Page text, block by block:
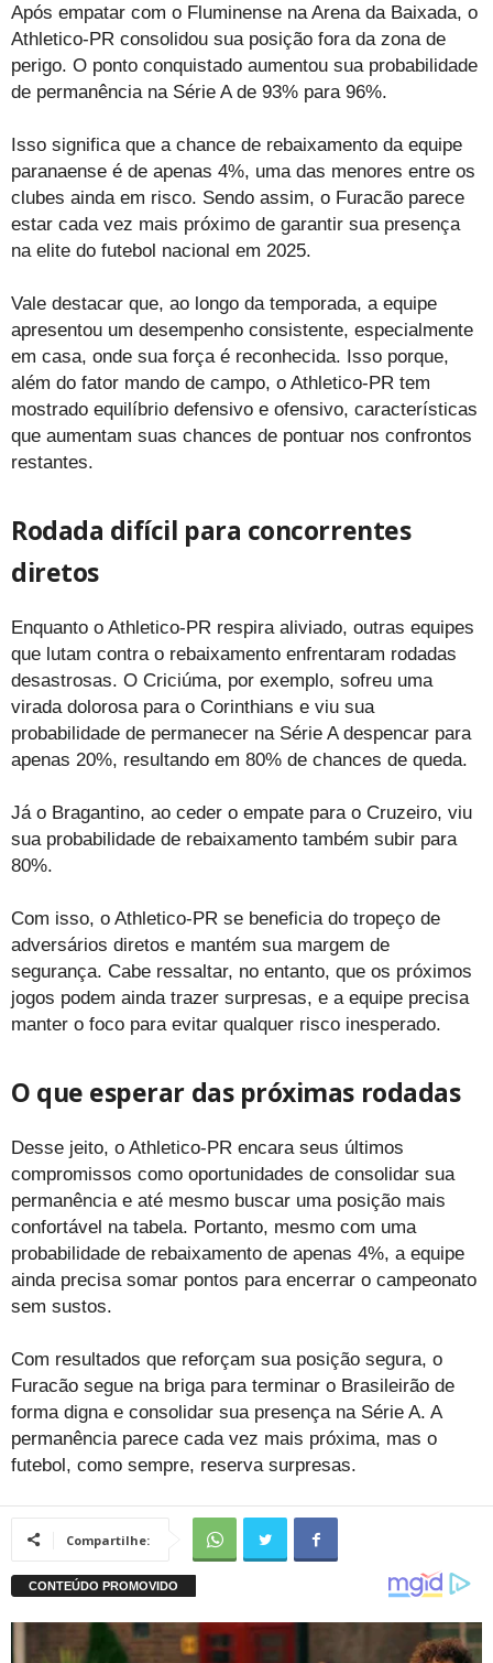
Após empatar com o Fluminense na Arena da Baixada, o
Athletico-PR consolidou sua posição fora da zona de
perigo. O ponto conquistado aumentou sua probabilidade
de permanência na Série A de 93% para 96%.
Isso significa que a chance de rebaixamento da equipe
paranaense é de apenas 4%, uma das menores entre os
clubes ainda em risco. Sendo assim, o Furacão parece
estar cada vez mais próximo de garantir sua presença
na elite do futebol nacional em 2025.
Vale destacar que, ao longo da temporada, a equipe
apresentou um desempenho consistente, especialmente
em casa, onde sua força é reconhecida. Isso porque,
além do fator mando de campo, o Athletico-PR tem
mostrado equilíbrio defensivo e ofensivo, características
que aumentam suas chances de pontuar nos confrontos
restantes.
Rodada difícil para concorrentes
diretos
Enquanto o Athletico-PR respira aliviado, outras equipes
que lutam contra o rebaixamento enfrentaram rodadas
desastrosas. O Criciúma, por exemplo, sofreu uma
virada dolorosa para o Corinthians e viu sua
probabilidade de permanecer na Série A despencar para
apenas 20%, resultando em 80% de chances de queda.
Já o Bragantino, ao ceder o empate para o Cruzeiro, viu
sua probabilidade de rebaixamento também subir para
80%.
Com isso, o Athletico-PR se beneficia do tropeço de
adversários diretos e mantém sua margem de
segurança. Cabe ressaltar, no entanto, que os próximos
jogos podem ainda trazer surpresas, e a equipe precisa
manter o foco para evitar qualquer risco inesperado.
O que esperar das próximas rodadas
Desse jeito, o Athletico-PR encara seus últimos
compromissos como oportunidades de consolidar sua
permanência e até mesmo buscar uma posição mais
confortável na tabela. Portanto, mesmo com uma
probabilidade de rebaixamento de apenas 4%, a equipe
ainda precisa somar pontos para encerrar o campeonato
sem sustos.
Com resultados que reforçam sua posição segura, o
Furacão segue na briga para terminar o Brasileirão de
forma digna e consolidar sua presença na Série A. A
permanência parece cada vez mais próxima, mas o
futebol, como sempre, reserva surpresas.
Compartilhe: